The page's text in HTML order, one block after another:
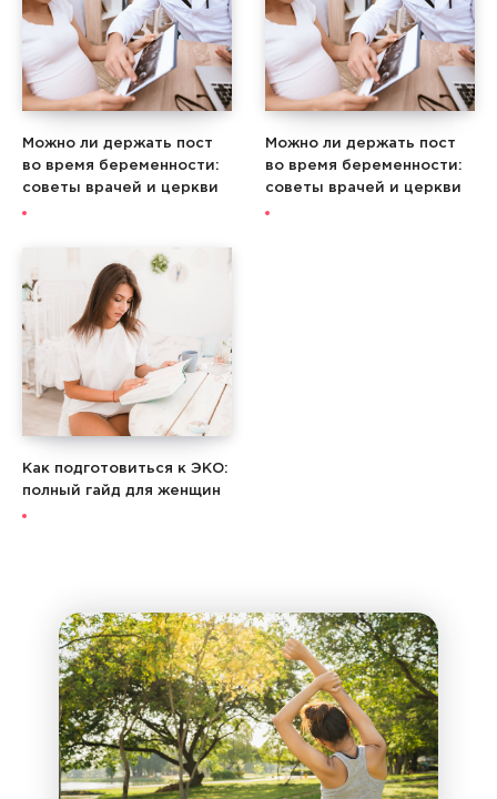
Можно ли держать пост
во время беременности:
советы врачей и церкви
Можно ли держать пост
во время беременности:
советы врачей и церкви
Как подготовиться к ЭКО:
полный гайд для женщин